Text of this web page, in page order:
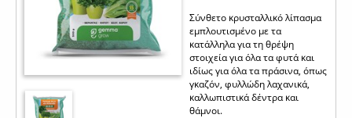
Σύνθετο κρυσταλλικό λίπασμα
εμπλουτισμένο με τα
κατάλληλα για τη θρέψη
στοιχεία για όλα τα φυτά και
ιδίως για όλα τα πράσινα, όπως
γκαζόν, φυλλώδη λαχανικά,
καλλωπιστικά δέντρα και
θάμνοι.